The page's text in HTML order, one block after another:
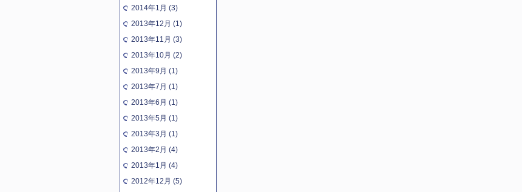
2014年1月 (3)
2013年12月 (1)
2013年11月 (3)
2013年10月 (2)
2013年9月 (1)
2013年7月 (1)
2013年6月 (1)
2013年5月 (1)
2013年3月 (1)
2013年2月 (4)
2013年1月 (4)
2012年12月 (5)